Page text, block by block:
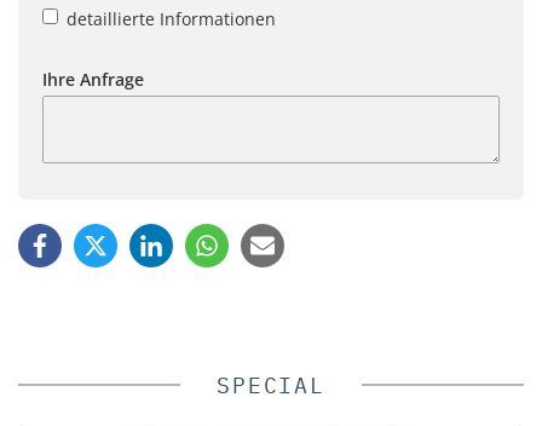
detaillierte Informationen
Ihre Anfrage
SPECIAL